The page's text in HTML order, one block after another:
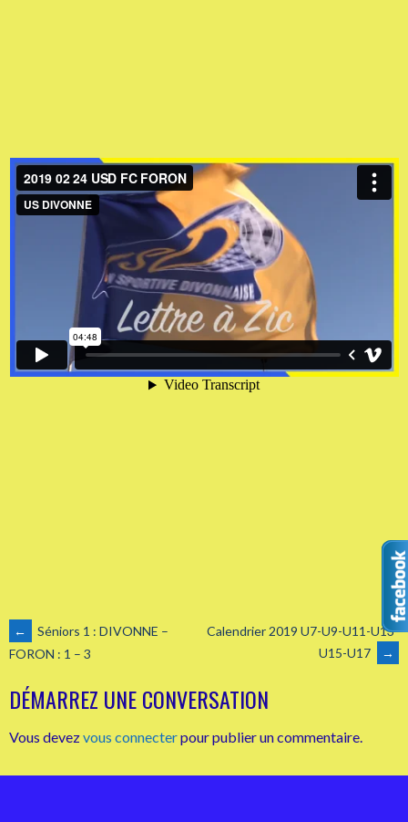
NAVIGATION
DES
ARTICLES
←
Séniors 1 : DIVONNE –
FORON : 1 – 3
Calendrier 2019 U7-U9-U11-U13-
U15-U17
→
DÉMARREZ UNE CONVERSATION
Vous devezvous connecterpour publier un commentaire.